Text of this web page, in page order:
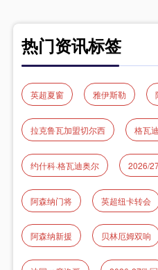
热门资讯标签
英超夏窗 雅伊斯勒
拉克鲁瓦加盟切尔西 格瓦
约什科·格瓦迪奥尔 2026/
阿森纳门将 英超纽卡转会
阿森纳新援 贝林厄姆双响